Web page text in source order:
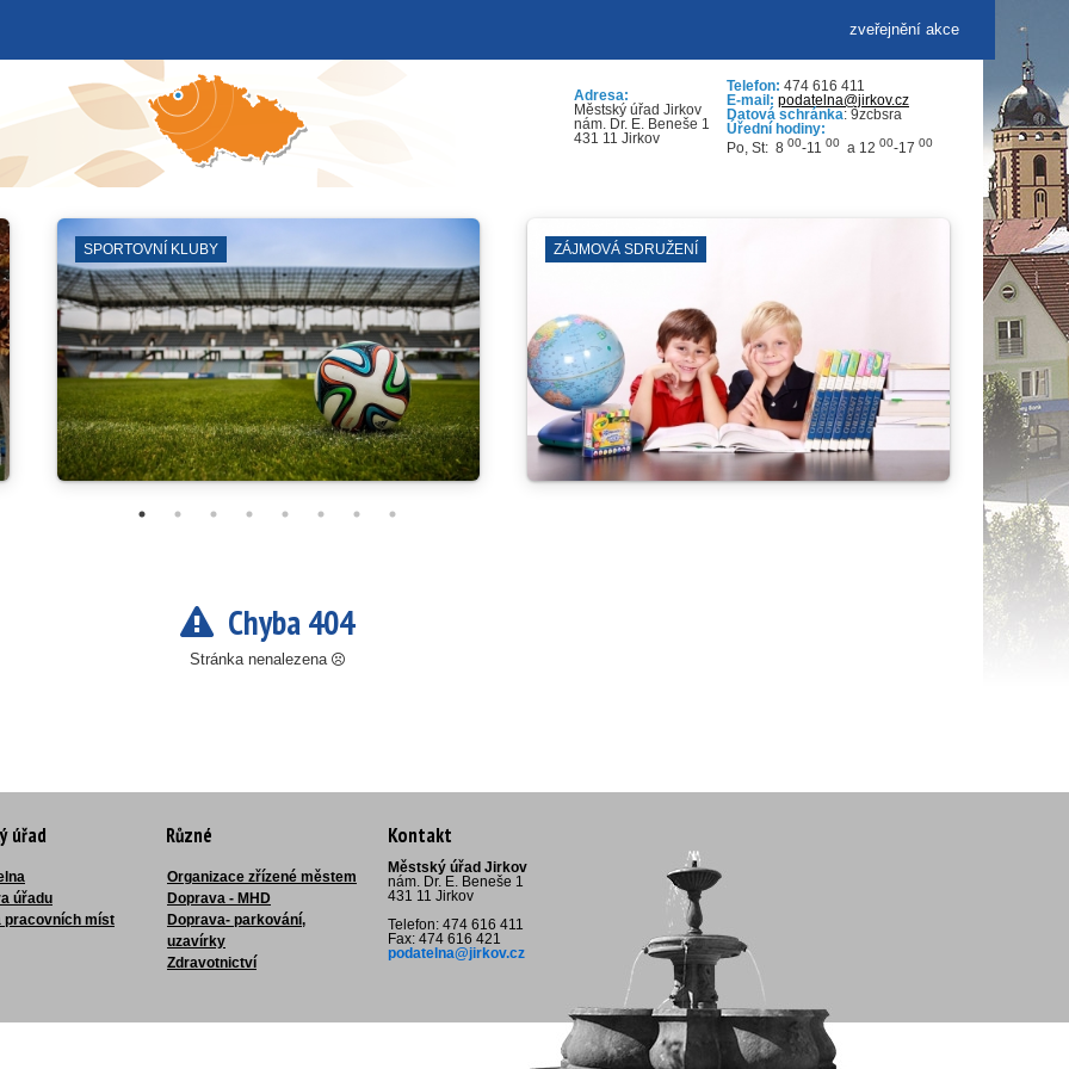
zveřejnění akce
Adresa:
Městský úřad Jirkov
nám. Dr. E. Beneše 1
431 11 Jirkov
Telefon: 474 616 411
E-mail: podatelna@jirkov.cz
Datová schránka: 9zcbsra
Úřední hodiny:
Po, St: 8 00-11 00 a 12 00-17 00
Chyba 404
Stránka nenalezena
úřad
úřadu
pracovních míst
Různé
Organizace zřízené městem
Doprava - MHD
Doprava- parkování,
uzavírky
Zdravotnictví
Kontakt
Městský úřad Jirkov
nám. Dr. E. Beneše 1
431 11 Jirkov
Telefon: 474 616 411
Fax: 474 616 421
podatelna@jirkov.cz